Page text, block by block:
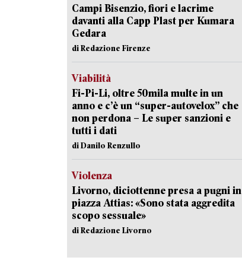
Campi Bisenzio, fiori e lacrime
davanti alla Capp Plast per Kumara
Gedara
di Redazione Firenze
Viabilità
Fi-Pi-Li, oltre 50mila multe in un
anno e c’è un “super-autovelox” che
non perdona – Le super sanzioni e
tutti i dati
di Danilo Renzullo
Violenza
Livorno, diciottenne presa a pugni in
piazza Attias: «Sono stata aggredita
scopo sessuale»
di Redazione Livorno